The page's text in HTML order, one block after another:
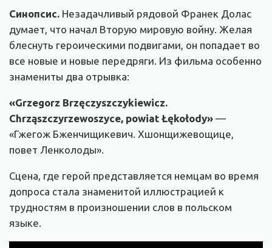
Синопсис. Незадачливый рядовой Франек Долас
думает, что начал Вторую мировую войну. Желая
блеснуть героическими подвигами, он попадает во
все новые и новые передряги. Из фильма особенно
знамениты два отрывка:
«Grzegorz Brzęczyszczykiewicz.
Chrząszczyrzewoszyce, powiat Łękołody» —
«Гжегож Бженчищикевич. Хшонщижевощице,
повет Ленколоды».
Сцена, где герой представляется немцам во время
допроса стала знаменитой иллюстрацией к
трудностям в произношении слов в польском
языке.